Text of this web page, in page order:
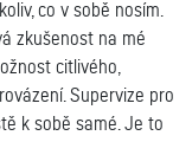
co v sobě nosím.
zkušenost na mé
citlivého,
Supervize pro
k sobě samé. Je to